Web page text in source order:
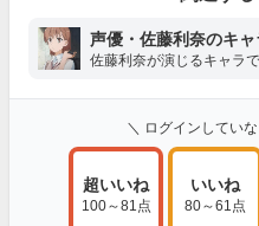
声優・佐藤利奈のキ
佐藤利奈が演じるキャラ
＼ ログインしてい
超いいね
100～81点
いいね
80～61点